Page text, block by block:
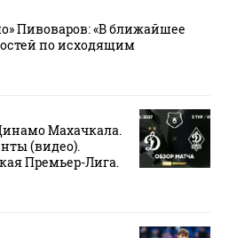
Пивоваров: «В ближайшее
по исходящим
Махачкала.
(видео).
Премьер-Лига.